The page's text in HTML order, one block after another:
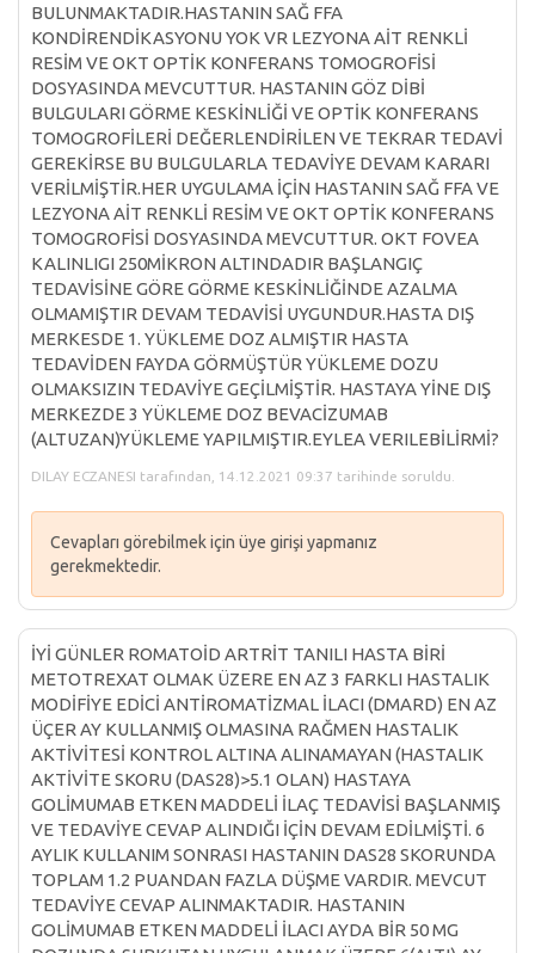
BULUNMAKTADIR.HASTANIN SAĞ FFA
KONDİRENDİKASYONU YOK VR LEZYONA AİT RENKLİ
RESİM VE OKT OPTİK KONFERANS TOMOGROFİSİ
DOSYASINDA MEVCUTTUR. HASTANIN GÖZ DİBİ
BULGULARI GÖRME KESKİNLİĞİ VE OPTİK KONFERANS
TOMOGROFİLERİ DEĞERLENDİRİLEN VE TEKRAR TEDAVİ
GEREKİRSE BU BULGULARLA TEDAVİYE DEVAM KARARI
VERİLMİŞTİR.HER UYGULAMA İÇİN HASTANIN SAĞ FFA VE
LEZYONA AİT RENKLİ RESİM VE OKT OPTİK KONFERANS
TOMOGROFİSİ DOSYASINDA MEVCUTTUR. OKT FOVEA
KALINLIGI 250MİKRON ALTINDADIR BAŞLANGIÇ
TEDAVİSİNE GÖRE GÖRME KESKİNLİĞİNDE AZALMA
OLMAMIŞTIR DEVAM TEDAVİSİ UYGUNDUR.HASTA DIŞ
MERKESDE 1. YÜKLEME DOZ ALMIŞTIR HASTA
TEDAVİDEN FAYDA GÖRMÜŞTÜR YÜKLEME DOZU
OLMAKSIZIN TEDAVİYE GEÇİLMİŞTİR. HASTAYA YİNE DIŞ
MERKEZDE 3 YÜKLEME DOZ BEVACİZUMAB
(ALTUZAN)YÜKLEME YAPILMIŞTIR.EYLEA VERILEBİLİRMİ?
DILAY ECZANESI tarafından, 14.12.2021 09:37 tarihinde soruldu.
Cevapları görebilmek için üye girişi yapmanız
gerekmektedir.
İYİ GÜNLER ROMATOİD ARTRİT TANILI HASTA BİRİ
METOTREXAT OLMAK ÜZERE EN AZ 3 FARKLI HASTALIK
MODİFİYE EDİCİ ANTİROMATİZMAL İLACI (DMARD) EN AZ
ÜÇER AY KULLANMIŞ OLMASINA RAĞMEN HASTALIK
AKTİVİTESİ KONTROL ALTINA ALINAMAYAN (HASTALIK
AKTİVİTE SKORU (DAS28)>5.1 OLAN) HASTAYA
GOLİMUMAB ETKEN MADDELİ İLAÇ TEDAVİSİ BAŞLANMIŞ
VE TEDAVİYE CEVAP ALINDIĞI İÇİN DEVAM EDİLMİŞTİ. 6
AYLIK KULLANIM SONRASI HASTANIN DAS28 SKORUNDA
TOPLAM 1.2 PUANDAN FAZLA DÜŞME VARDIR. MEVCUT
TEDAVİYE CEVAP ALINMAKTADIR. HASTANIN
GOLİMUMAB ETKEN MADDELİ İLACI AYDA BİR 50 MG